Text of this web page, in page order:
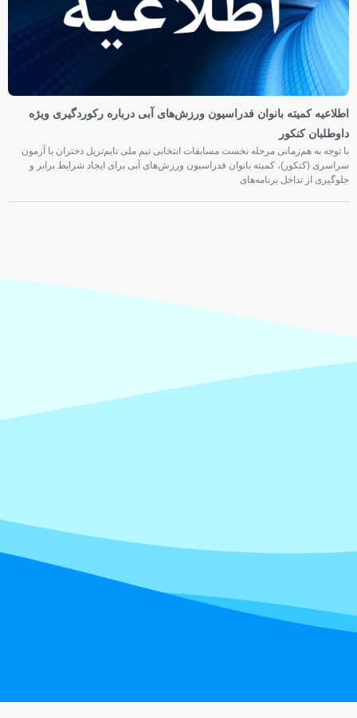
اطلاعیه کمیته بانوان فدراسیون ورزش‌های آبی درباره رکوردگیری ویژه
داوطلبان کنکور
با توجه به هم‌زمانی مرحله نخست مسابقات انتخابی تیم ملی تایم‌تریل دختران با آزمون
سراسری (کنکور)، کمیته بانوان فدراسیون ورزش‌های آبی برای ایجاد شرایط برابر و
جلوگیری از تداخل برنامه‌های